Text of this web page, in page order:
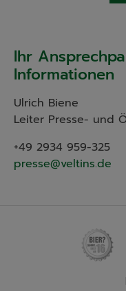
Ihr
Informationen
Ulrich Biene
Leiter Presse- und
+49 2934 959-325
presse@veltins.de